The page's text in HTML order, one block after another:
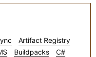
Artifact Registry
Buildpacks
C#